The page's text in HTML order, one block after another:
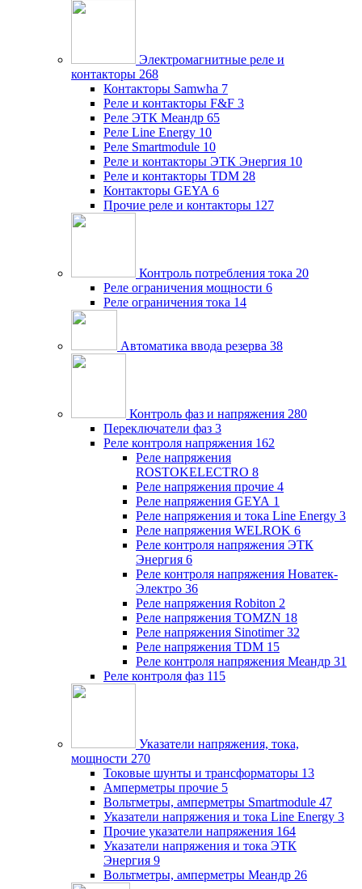
Электромагнитные реле и
контакторы 268
Контакторы Samwha 7
Реле и контакторы F&F 3
Реле ЭТК Меандр 65
Реле Line Energy 10
Реле Smartmodule 10
Реле и контакторы ЭТК Энергия 10
Реле и контакторы TDM 28
Контакторы GEYA 6
Прочие реле и контакторы 127
Контроль потребления тока 20
Реле ограничения мощности 6
Реле ограничения тока 14
Автоматика ввода резерва 38
Контроль фаз и напряжения 280
Переключатели фаз 3
Реле контроля напряжения 162
Реле напряжения
ROSTOKELECTRO 8
Реле напряжения прочие 4
Реле напряжения GEYA 1
Реле напряжения и тока Line Energy 3
Реле напряжения WELROK 6
Реле контроля напряжения ЭТК
Энергия 6
Реле контроля напряжения Новатек-
Электро 36
Реле напряжения Robiton 2
Реле напряжения TOMZN 18
Реле напряжения Sinotimer 32
Реле напряжения TDM 15
Реле контроля напряжения Меандр 31
Реле контроля фаз 115
Указатели напряжения, тока,
мощности 270
Токовые шунты и трансформаторы 13
Амперметры прочие 5
Вольтметры, амперметры Smartmodule 47
Указатели напряжения и тока Line Energy 3
Прочие указатели напряжения 164
Указатели напряжения и тока ЭТК
Энергия 9
Вольтметры, амперметры Меандр 26